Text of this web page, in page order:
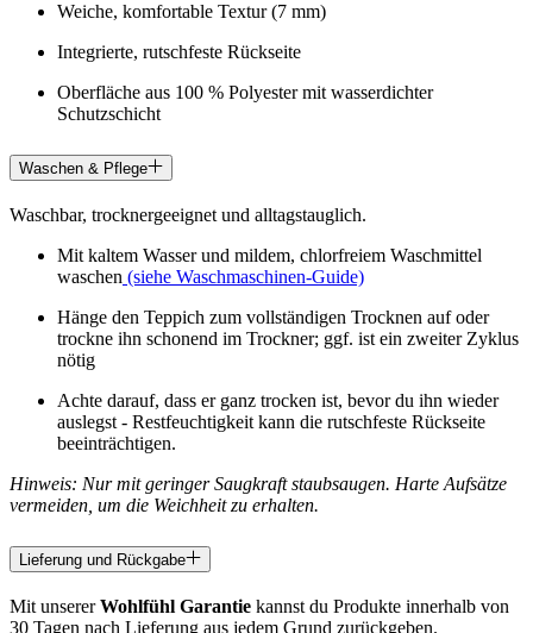
Weiche, komfortable Textur (7 mm)
Integrierte, rutschfeste Rückseite
Oberfläche aus 100 % Polyester mit wasserdichter
Schutzschicht
Waschen & Pflege
Waschbar, trocknergeeignet und alltagstauglich.
Mit kaltem Wasser und mildem, chlorfreiem Waschmittel
waschen (siehe Waschmaschinen-Guide)
Hänge den Teppich zum vollständigen Trocknen auf oder
trockne ihn schonend im Trockner; ggf. ist ein zweiter Zyklus
nötig
Achte darauf, dass er ganz trocken ist, bevor du ihn wieder
auslegst - Restfeuchtigkeit kann die rutschfeste Rückseite
beeinträchtigen.
Hinweis: Nur mit geringer Saugkraft staubsaugen. Harte Aufsätze
vermeiden, um die Weichheit zu erhalten.
Lieferung und Rückgabe
Mit unsererWohlfühl Garantie kannst du Produkte innerhalb von
30 Tagen nach Lieferung aus jedem Grund zurückgeben.